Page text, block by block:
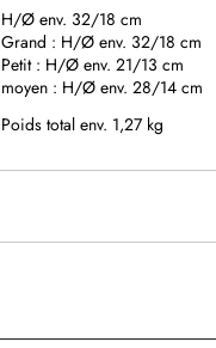
H/Ø env. 32/18 cm
Grand : H/Ø env. 32/18 cm
Petit : H/Ø env. 21/13 cm
moyen : H/Ø env. 28/14 cm
Poids total env. 1,27 kg